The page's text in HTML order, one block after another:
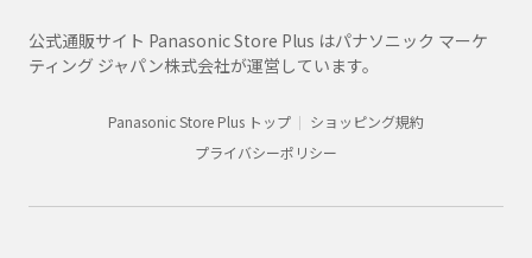
公式通販サイト Panasonic Store Plus はパナソニック マーケ
ティング ジャパン株式会社が運営しています。
Panasonic Store Plus トップ
ショッピング規約
プライバシーポリシー